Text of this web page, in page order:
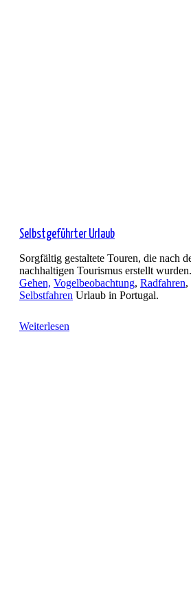
Selbstgeführter Urlaub
Sorgfältig gestaltete Touren, die nach
nachhaltigen Tourismus erstellt wurden.
Gehen, Vogelbeobachtung, Radfahren,
Selbstfahren Urlaub in Portugal.
Weiterlesen